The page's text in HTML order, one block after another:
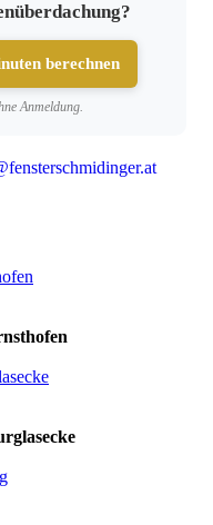
berechnen
Anmeldung.